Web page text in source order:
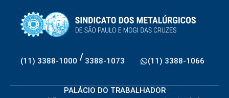
(11) 3388-1000 / 3388-1073 (11) 3388-1066
PALÁCIO DO TRABALHADOR